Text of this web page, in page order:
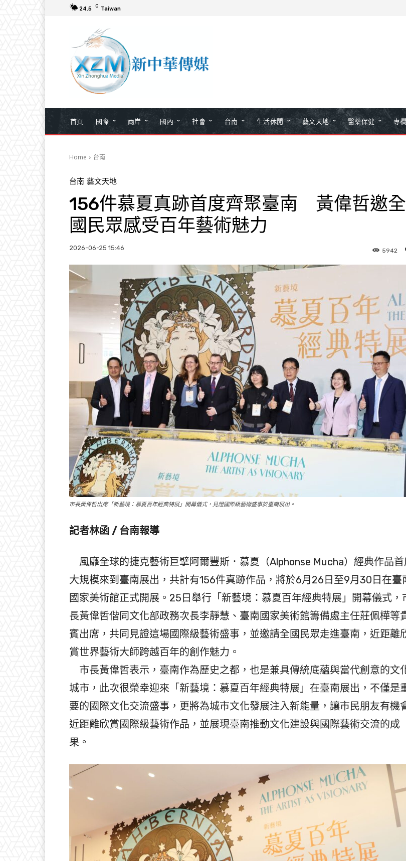
24.5 C Taiwan
首頁 國際 兩岸 國內 社會 台南 生活休閒 藝文天地 醫藥保健 專欄
Home 台南
台南 藝文天地
156件慕夏真跡首度齊聚臺南 黃偉哲邀全
國民眾感受百年藝術魅力
2026-06-25 15:46 5942
市長黃偉哲出席「新藝境：慕夏百年經典特展」開幕儀式，見證國際級藝術盛事於臺南展出。
記者林函 / 台南報導
風靡全球的捷克藝術巨擘阿爾豐斯．慕夏（Alphonse Mucha）經典作品首
大規模來到臺南展出，共計有156件真跡作品，將於6月26日至9月30日在臺
國家美術館正式開展。25日舉行「新藝境：慕夏百年經典特展」開幕儀式，
長黃偉哲偕同文化部政務次長李靜慧、臺南國家美術館籌備處主任莊佩樺等
賓出席，共同見證這場國際級藝術盛事，並邀請全國民眾走進臺南，近距離
賞世界藝術大師跨越百年的創作魅力。
市長黃偉哲表示，臺南作為歷史之都，也是兼具傳統底蘊與當代創意的文
城市，此次很榮幸迎來「新藝境：慕夏百年經典特展」在臺南展出，不僅是
要的國際文化交流盛事，更將為城市文化發展注入新能量，讓市民朋友有機
近距離欣賞國際級藝術作品，並展現臺南推動文化建設與國際藝術交流的成
果。